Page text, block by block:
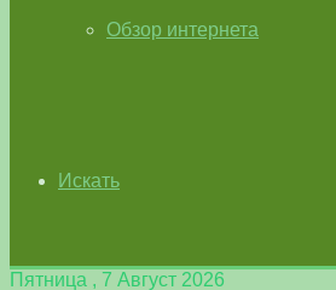
Обзор интернета
Искать
Пятница , 7 Август 2026